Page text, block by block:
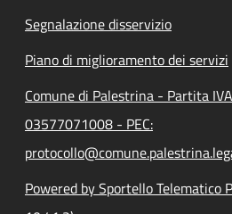
Segnalazione disservizio
Piano di miglioramento dei servizi
Comune di Palestrina - Partita
03577071008 - PEC:
Powered by Sportello Telematico